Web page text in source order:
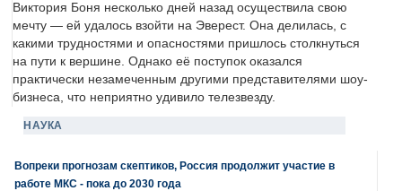
Виктория Боня несколько дней назад осуществила свою
мечту — ей удалось взойти на Эверест. Она делилась, с
какими трудностями и опасностями пришлось столкнуться
на пути к вершине. Однако её поступок оказался
практически незамеченным другими представителями шоу-
бизнеса, что неприятно удивило телезвезду.
НАУКА
Вопреки прогнозам скептиков, Россия продолжит участие в
работе МКС - пока до 2030 года